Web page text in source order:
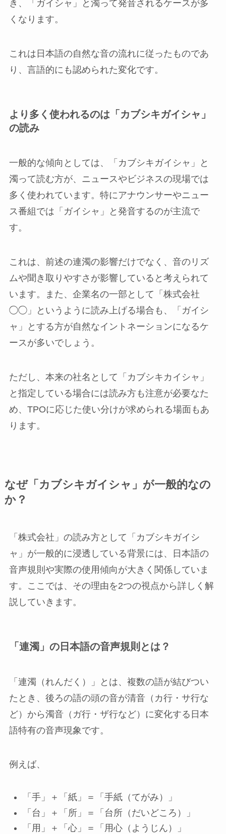
き、「ガイシャ」と濁って発音されるケースが多
くなります。
これは日本語の自然な音の流れに従ったものであ
り、言語的にも認められた変化です。
より多く使われるのは「カブシキガイシャ」
の読み
一般的な傾向としては、「カブシキガイシャ」と
濁って読む方が、ニュースやビジネスの現場では
多く使われています。特にアナウンサーやニュー
ス番組では「ガイシャ」と発音するのが主流で
す。
これは、前述の連濁の影響だけでなく、音のリズ
ムや聞き取りやすさが影響していると考えられて
います。また、企業名の一部として「株式会社
◯◯」というように読み上げる場合も、「ガイシ
ャ」とする方が自然なイントネーションになるケ
ースが多いでしょう。
ただし、本来の社名として「カブシキカイシャ」
と指定している場合には読み方も注意が必要なた
め、TPOに応じた使い分けが求められる場面もあ
ります。
なぜ「カブシキガイシャ」が一般的なの
か？
「株式会社」の読み方として「カブシキガイシ
ャ」が一般的に浸透している背景には、日本語の
音声規則や実際の使用傾向が大きく関係していま
す。ここでは、その理由を2つの視点から詳しく解
説していきます。
「連濁」の日本語の音声規則とは？
「連濁（れんだく）」とは、複数の語が結びつい
たとき、後ろの語の頭の音が清音（カ行・サ行な
ど）から濁音（ガ行・ザ行など）に変化する日本
語特有の音声現象です。
例えば、
「手」＋「紙」＝「手紙（てがみ）」
「台」＋「所」＝「台所（だいどころ）」
「用」＋「心」＝「用心（ようじん）」